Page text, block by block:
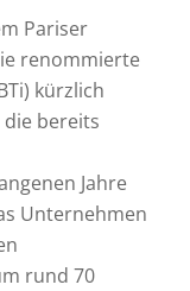
Pariser
renommierte
kürzlich
die bereits
Jahre
Unternehmen
rund 70